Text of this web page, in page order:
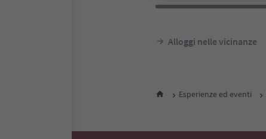
Alloggi nelle vicinanze
Esperienze ed eventi